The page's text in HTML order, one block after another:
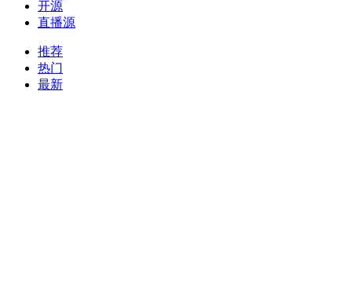
开源
直播源
推荐
热门
最新